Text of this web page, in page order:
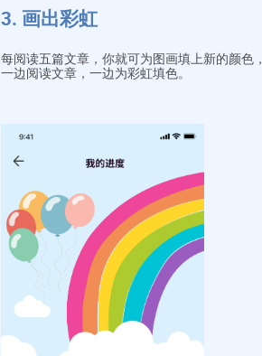
3. 画出彩虹
每阅读五篇文章，你就可为图画填上新的颜色，
一边阅读文章，一边为彩虹填色。